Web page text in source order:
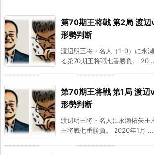
第70期王将戦 第2局 渡
形勢判断
渡辺明王将・名人（1-0）に永
る第70期王将戦七番勝負。 20
第70期王将戦 第1局 渡辺
形勢判断
渡辺明王将・名人に永瀬拓矢王
王将戦七番勝負。 2020年1月 ...